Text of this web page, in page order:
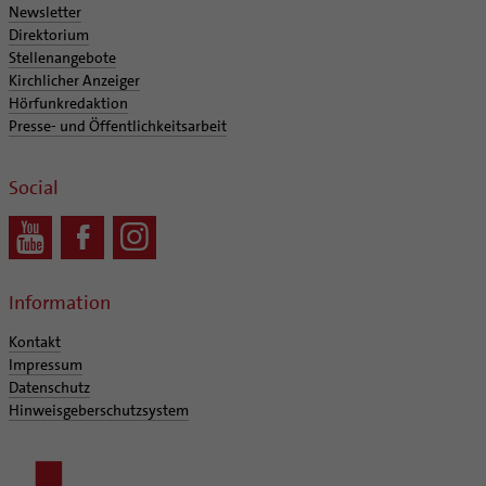
Ehe - Familie - Geschlechtergerechtigkeit
Kategoriale und Diakonale Seelsorge
Notfall
Polizei- und Feuerwehr
Veranstaltungen
Supervision
Coaching
Aufbrüche in der Kirche
Ehrenamtliche
KirchenZeitung online
Pfarrgemeinden
Newsletter
Direktorium
Stellenangebote
Kirchlicher Anzeiger
Hörfunkredaktion
Presse- und Öffentlichkeitsarbeit
Social
Information
Kontakt
Impressum
Datenschutz
Hinweisgeberschutzsystem